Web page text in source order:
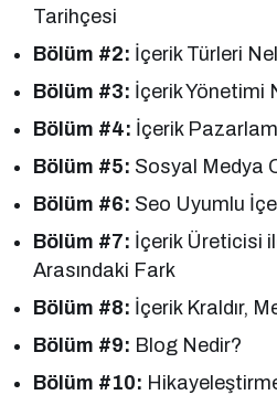
Tarihçesi
Bölüm #2: İçerik Türleri
Bölüm #3: İçerik Yönetimi
Bölüm #4: İçerik
Bölüm #5: Sosyal Medya
Bölüm #6: Seo Uyumlu
Bölüm #7: İçerik Üreticisi
Arasındaki Fark
Bölüm #8: İçerik Kraldır,
Bölüm #9: Blog Nedir?
Bölüm #10: